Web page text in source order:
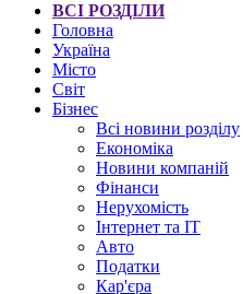
ВСІ РОЗДІЛИ
Головна
Україна
Місто
Світ
Бізнес
Всі новини розділу
Економіка
Новини компаній
Фінанси
Нерухомість
Інтернет та IT
Авто
Податки
Кар'єра